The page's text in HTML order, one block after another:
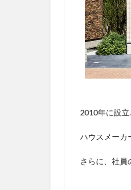
2010年に設立
ハウスメーカ
さらに、 社員